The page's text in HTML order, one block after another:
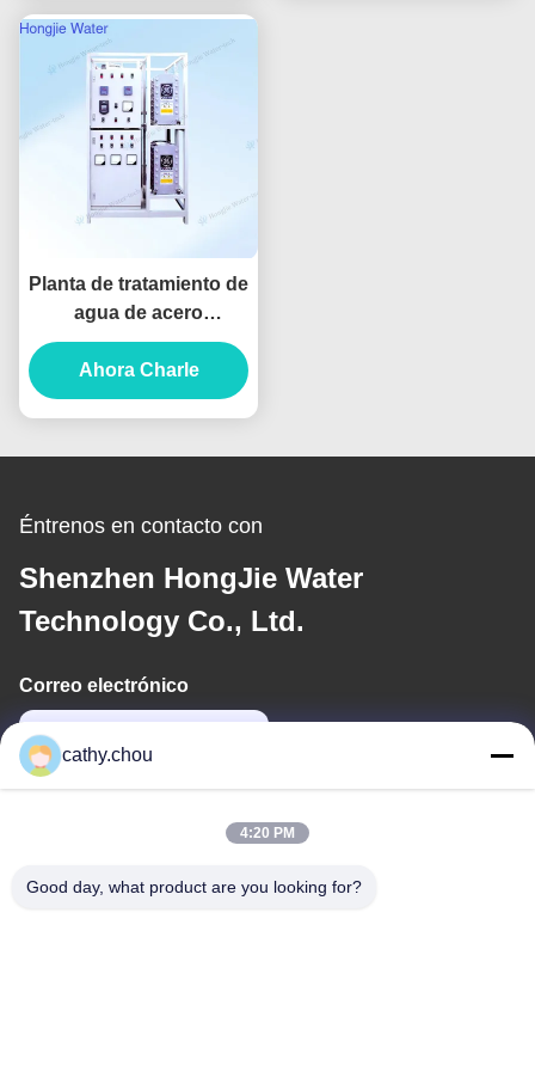
Planta de tratamiento de
agua de acero
inoxidable 316, 30
toneladas/hora,
sistemas industriales de
Ahora Charle
Éntrenos en contacto con
Shenzhen HongJie Water
Technology Co., Ltd.
Correo electrónico
cathy.chou
4:20 PM
Good day, what product are you looking for?